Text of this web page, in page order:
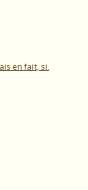
en fait, si.